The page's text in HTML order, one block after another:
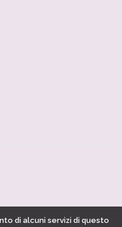
di alcuni servizi di questo